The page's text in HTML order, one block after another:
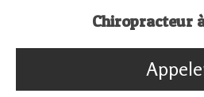
Chiropracteur